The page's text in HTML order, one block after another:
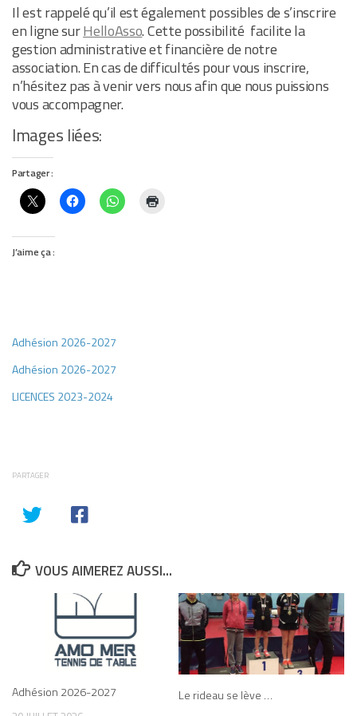
Il est rappelé qu’il est également possibles de s’inscrire
en ligne surHelloAsso. Cette possibilité facilite la
gestion administrative et financière de notre
association. En cas de difficultés pour vous inscrire,
n’hésitez pas à venir vers nous afin que nous puissions
vous accompagner.
Images liées:
Partager :
J’aime ça :
Adhésion 2026-2027
Adhésion 2026-2027
LICENCES 2023-2024
PARTAGER
VOUS AIMEREZ AUSSI...
Adhésion 2026-2027 Le rideau se lève …